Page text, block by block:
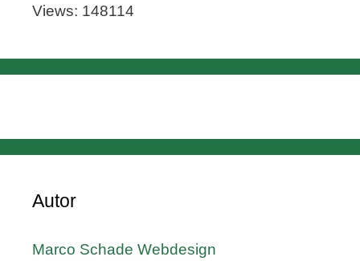
Views: 148114
Autor
Marco Schade Webdesign